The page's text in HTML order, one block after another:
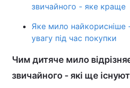
звичайного - яке краще
Яке мило найкорисніше
увагу під час покупки
Чим дитяче мило
звичайного - які ще